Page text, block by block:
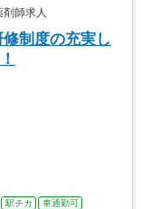
師求人
制度の充実し
駅チカ
車通勤可